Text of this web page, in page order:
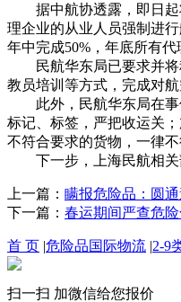
据中航协透露，即日起
理企业的从业人员强制进
年中完成50%，年底所有代
民航华东局已要求并将
教员培训等方式，完成对
此外，民航华东局在事件
标记、标签，严把收运关
不符合要求的货物，一律不
下一步，上海民航相关
上一篇： 瞒报危险品：圆
下一篇： 春运期间严查危
首 页 |危险品国际物流 |2-9
扫一扫 加微信给您报价